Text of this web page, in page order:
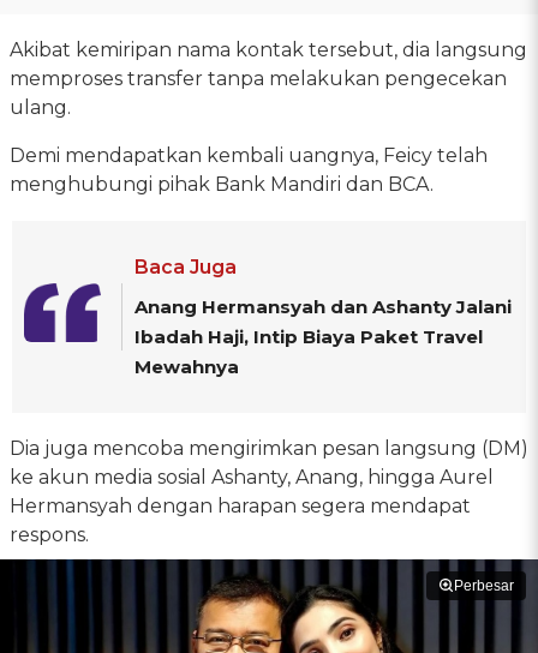
Akibat kemiripan nama kontak tersebut, dia langsung
memproses transfer tanpa melakukan pengecekan
ulang.
Demi mendapatkan kembali uangnya, Feicy telah
menghubungi pihak Bank Mandiri dan BCA.
Baca Juga
Anang Hermansyah dan Ashanty Jalani
Ibadah Haji, Intip Biaya Paket Travel
Mewahnya
Dia juga mencoba mengirimkan pesan langsung (DM)
ke akun media sosial Ashanty, Anang, hingga Aurel
Hermansyah dengan harapan segera mendapat
respons.
Perbesar